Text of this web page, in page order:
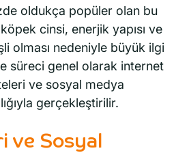
oldukça popüler olan bu
cinsi, enerjik yapısı ve
olması nedeniyle büyük ilgi
süreci genel olarak internet
ve sosyal medya
gerçekleştirilir.
ve Sosyal